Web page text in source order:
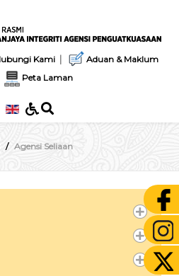
Kami |
Aduan & Maklum
Peta Laman
Agensi Seliaan